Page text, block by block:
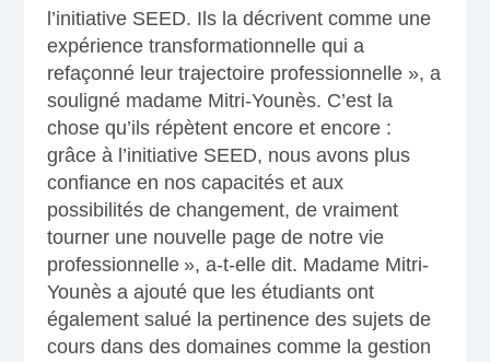
l’initiative SEED. Ils la décrivent comme une
expérience transformationnelle qui a
refaçonné leur trajectoire professionnelle », a
souligné madame Mitri-Younès. C’est la
chose qu’ils répètent encore et encore :
grâce à l’initiative SEED, nous avons plus
confiance en nos capacités et aux
possibilités de changement, de vraiment
tourner une nouvelle page de notre vie
professionnelle », a-t-elle dit. Madame Mitri-
Younès a ajouté que les étudiants ont
également salué la pertinence des sujets de
cours dans des domaines comme la gestion